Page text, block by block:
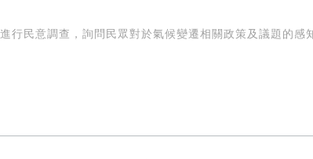
行民意調查，詢問民眾對於氣候變遷相關政策及議題的感